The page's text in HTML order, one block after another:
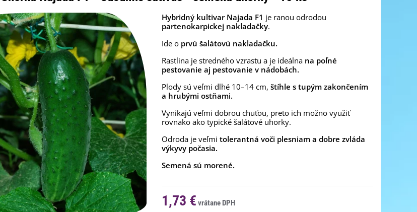
Hybridný kultivar Najada F1 je ranou odrodou
partenokarpickej nakladačky.
Ide o prvú šalátovú nakladačku.
Rastlina je stredného vzrastu a je ideálna na poľné
pestovanie aj pestovanie v nádobách.
Plody sú veľmi dlhé 10–14 cm, štíhle s tupým zakončením
a hrubými ostňami.
Vynikajú veľmi dobrou chuťou, preto ich možno využiť
rovnako ako typické šalátové uhorky.
Odroda je veľmi tolerantná voči plesniam a dobre zvláda
výkyvy počasia.
Semená sú morené.
1,73 €